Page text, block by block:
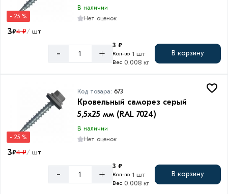
- 25 %
В наличии
Нет оценок
3₽4 ₽/ шт
- +
3 ₽
Кол-во 1 шт
Вес 0.008 кг
В корзину
- 25 %
Код товара: 673
Кровельный саморез серый
5,5х25 мм (RAL 7024)
В наличии
Нет оценок
3₽4 ₽/ шт
- +
3 ₽
Кол-во 1 шт
Вес 0.008 кг
В корзину